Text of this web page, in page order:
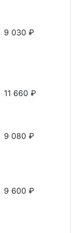
9 030 ₽
11 660 ₽
9 080 ₽
9 600 ₽